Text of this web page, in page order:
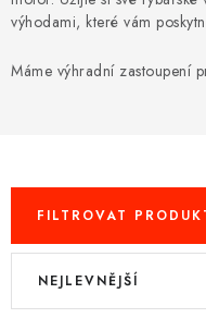
PRAMICE A
ŠLAPADLA
výhodami, které vám
Máme výhradní zastoupení
FILTROVAT
V
Ř
NEJLEVNĚJŠÍ